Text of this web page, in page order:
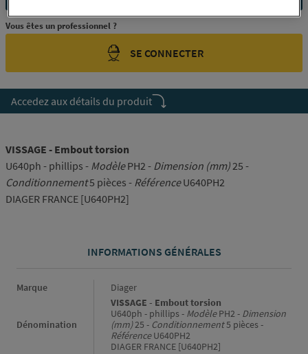
Vous êtes un professionnel ?
SE CONNECTER
Accedez aux détails du produit
VISSAGE - Embout torsion
U640ph - phillips - ModèlePH2 - Dimension (mm)25 -
Conditionnement5 pièces - RéférenceU640PH2
DIAGER FRANCE [U640PH2]
INFORMATIONS GÉNÉRALES
Informations générales
Marque Diager
Dénomination
VISSAGE - Embout torsion
U640ph - phillips - ModèlePH2 - Dimension
(mm)25 - Conditionnement5 pièces -
RéférenceU640PH2
DIAGER FRANCE [U640PH2]